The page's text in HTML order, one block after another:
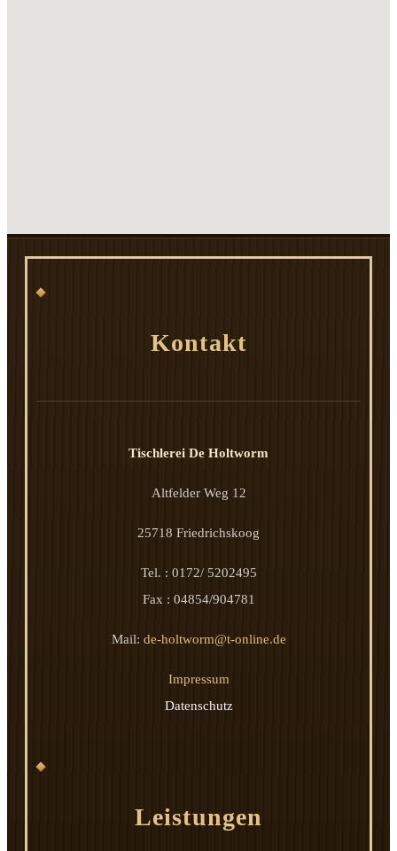
Kontakt
Tischlerei De Holtworm
Altfelder Weg 12
25718 Friedrichskoog
Tel. : 0172/ 5202495
Fax : 04854/904781
Mail: de-holtworm@t-online.de
Impressum
Datenschutz
Leistungen